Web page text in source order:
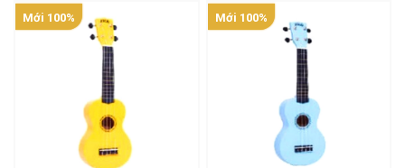
Mới 100% Mới 100%